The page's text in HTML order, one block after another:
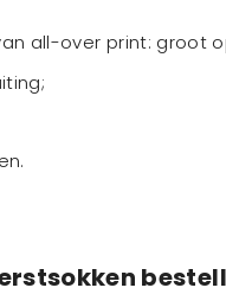
all-over print: groot